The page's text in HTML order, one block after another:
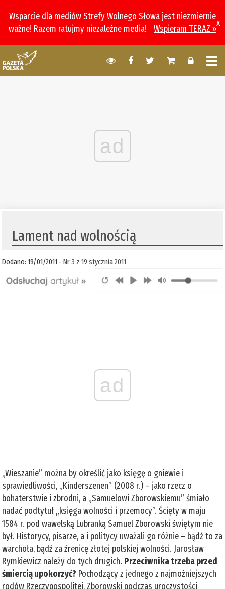
Wsparcie dla mediów Strefy Wolnego Słowa jest niezmiernie
ważne! Razem ratujmy niezależne media!
Wspieram TERAZ »
x
ad
Lament nad wolnością
Dodano: 19/01/2011 -Nr 3 z 19 stycznia 2011
ad
„Wieszanie” można by określić jako księgę o gniewie i
sprawiedliwości, „Kinderszenen” (2008 r.) – jako rzecz o
bohaterstwie i zbrodni, a „Samuelowi Zborowskiemu” śmiało
nadać podtytuł „księga wolności i przemocy”. Ścięty w maju
1584 r. pod wawelską Lubranką Samuel Zborowski świętym nie
był. Historycy, pisarze, a i politycy uważali go różnie – bądź to za
warchoła, bądź za źrenicę złotej polskiej wolności. Jarosław
Rymkiewicz należy do tych drugich. Przeciwnika trzeba przed
śmiercią upokorzyć? Pochodzący z jednego z najmożniejszych
rodów Rzeczypospolitej, Zborowski podczas uroczystości